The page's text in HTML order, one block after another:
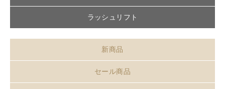
ラッシュリフト
新商品
セール商品